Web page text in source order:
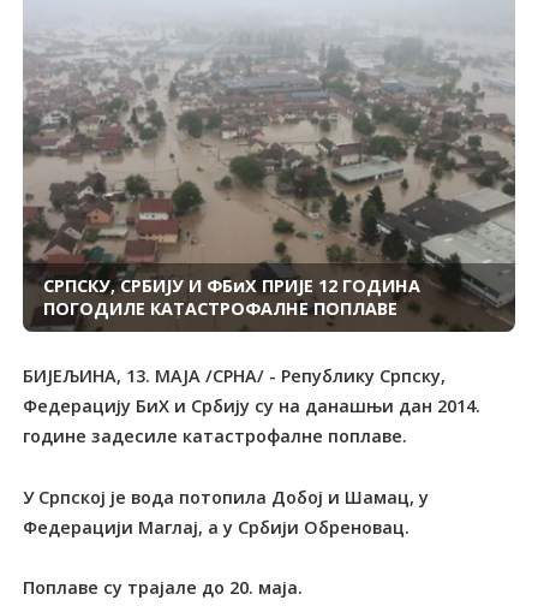
СРПСКУ, СРБИЈУ И ФБиХ ПРИЈЕ 12 ГОДИНА
ПОГОДИЛЕ КАТАСТРОФАЛНЕ ПОПЛАВЕ
БИЈЕЉИНА, 13. МАЈА /СРНА/ - Републику Српску,
Федерацију БиХ и Србију су на данашњи дан 2014.
године задесиле катастрофалне поплаве.
У Српској је вода потопила Добој и Шамац, у
Федерацији Маглај, а у Србији Обреновац.
Поплаве су трајале до 20. маја.